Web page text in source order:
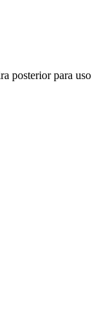
posterior para uso